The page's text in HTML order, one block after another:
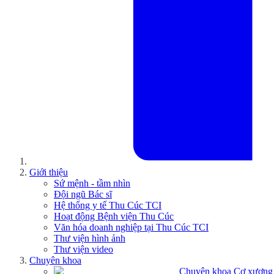
Giới thiệu
Sứ mệnh - tầm nhìn
Đội ngũ Bác sĩ
Hệ thống y tế Thu Cúc TCI
Hoạt động Bệnh viện Thu Cúc
Văn hóa doanh nghiệp tại Thu Cúc TCI
Thư viện hình ảnh
Thư viện video
Chuyên khoa
Chuyên khoa Cơ